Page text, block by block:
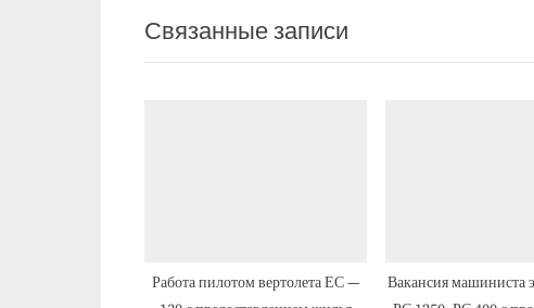
записям
д
ы
а
Связанные записи
Работа пилотом вертолета ЕС —
Вакансия машиниста